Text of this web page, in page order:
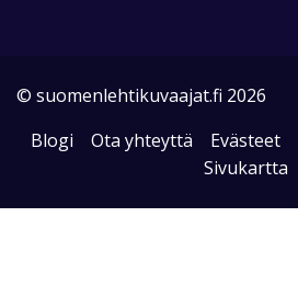
© suomenlehtikuvaajat.fi 2026
Blogi
Ota yhteyttä Evästeet
Sivukartta